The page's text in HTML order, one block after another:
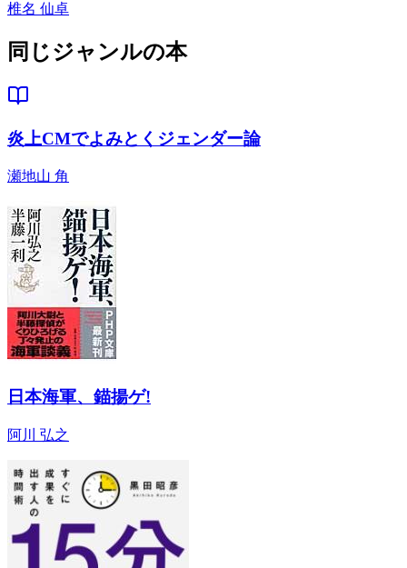
椎名 仙卓
同じジャンルの本
炎上CMでよみとくジェンダー論
瀬地山 角
日本海軍、錨揚ゲ!
阿川 弘之